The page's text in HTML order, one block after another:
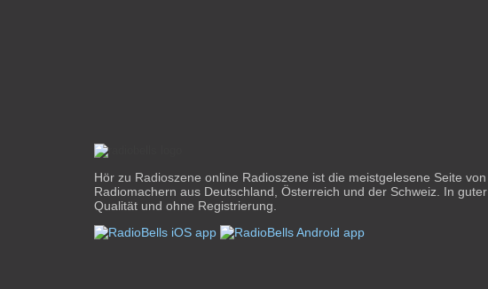
Hör zu Radioszene online Radioszene ist die meistgelesene Seite von
Radiomachern aus Deutschland, Österreich und der Schweiz. In guter
Qualität und ohne Registrierung.